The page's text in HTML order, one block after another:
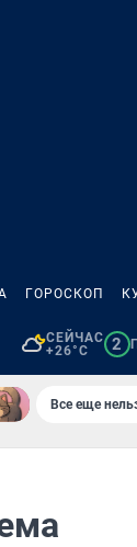
ГОРОСКОП
СЕЙЧАС
+26°C
2
Все еще